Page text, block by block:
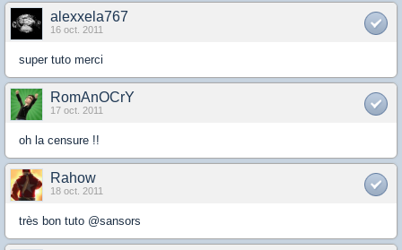
alexxela767
16 oct. 2011
super tuto merci
RomAnOCrY
17 oct. 2011
oh la censure !!
Rahow
18 oct. 2011
très bon tuto @sansors